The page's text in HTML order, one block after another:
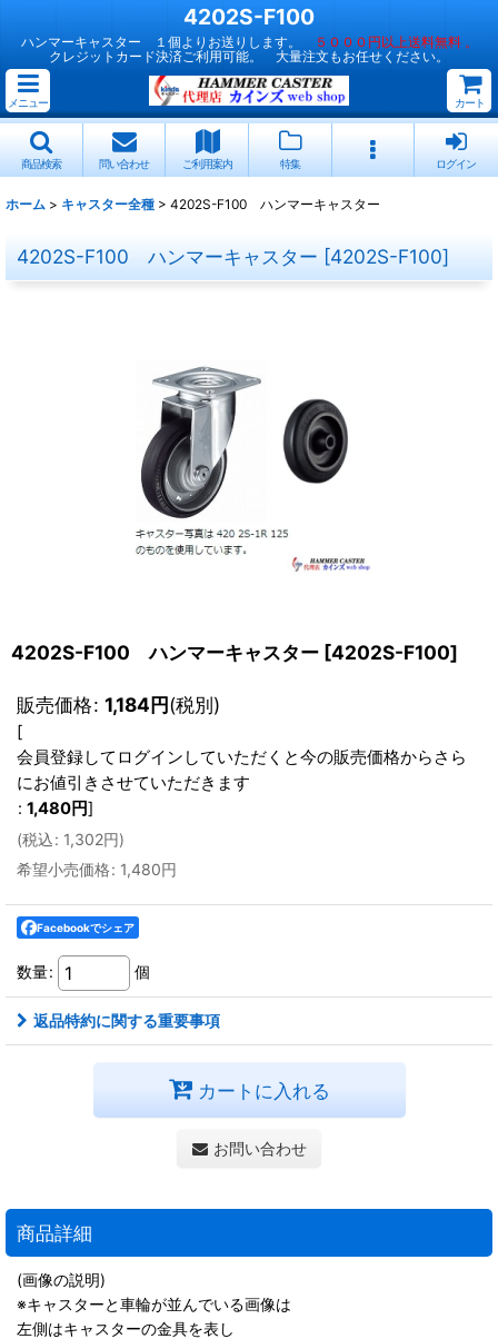
4202S-F100
ハンマーキャスター １個よりお送りします。
５０００円以上送料無料 。
クレジットカード決済ご利用可能。 大量注文もお任せください。
メニュー カート
商品検索 問い合わせ ご利用案内 特集 ログイン
ホーム > キャスター全種 > 4202S-F100 ハンマーキャスター
4202S-F100 ハンマーキャスター [4202S-F100]
4202S-F100 ハンマーキャスター [4202S-F100]
販売価格: 1,184円(税別)
[
会員登録してログインしていただくと今の販売価格からさら
にお値引きさせていただきます
: 1,480円]
(税込: 1,302円)
希望小売価格: 1,480円
Facebookでシェア
数量: 個
返品特約に関する重要事項
カートに入れる
お問い合わせ
商品詳細
(画像の説明)
※キャスターと車輪が並んでいる画像は
左側はキャスターの金具を表し